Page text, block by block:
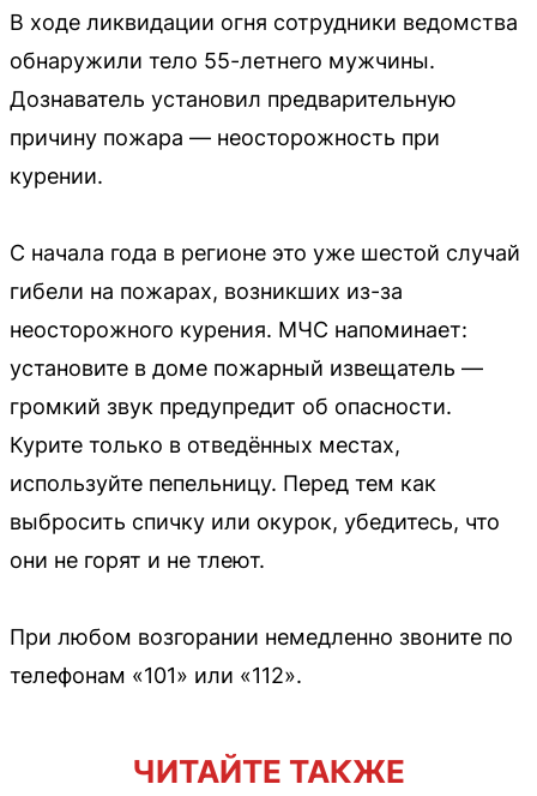
В ходе ликвидации огня сотрудники ведомства
обнаружили тело 55-летнего мужчины.
Дознаватель установил предварительную
причину пожара — неосторожность при
курении.
С начала года в регионе это уже шестой случай
гибели на пожарах, возникших из-за
неосторожного курения. МЧС напоминает:
установите в доме пожарный извещатель —
громкий звук предупредит об опасности.
Курите только в отведённых местах,
используйте пепельницу. Перед тем как
выбросить спичку или окурок, убедитесь, что
они не горят и не тлеют.
При любом возгорании немедленно звоните по
телефонам «101» или «112».
ЧИТАЙТЕ ТАКЖЕ